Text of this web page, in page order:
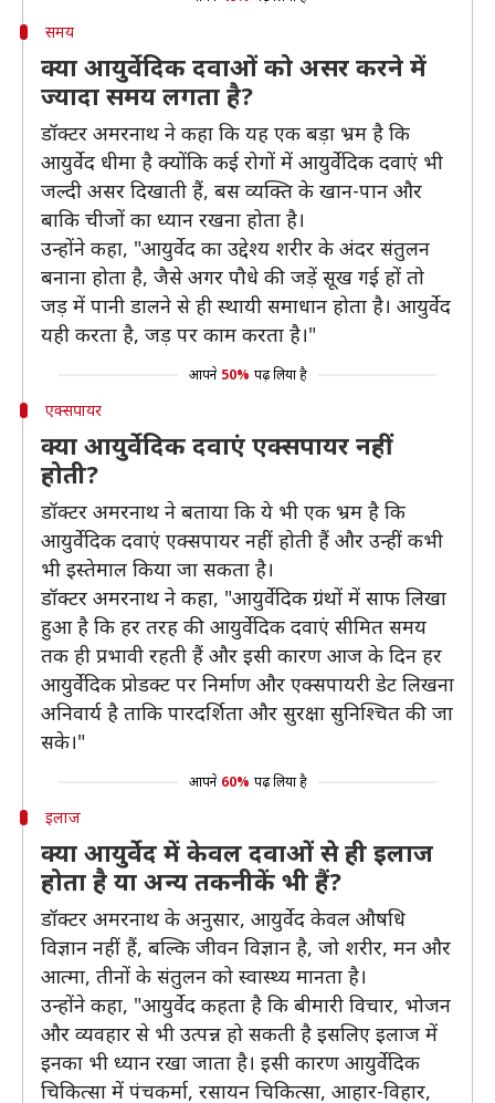
समय
क्या आयुर्वेदिक दवाओं को असर करने में
ज्यादा समय लगता है?
डॉक्टर अमरनाथ ने कहा कि यह एक बड़ा भ्रम है कि
आयुर्वेद धीमा है क्योंकि कई रोगों में आयुर्वेदिक दवाएं भी
जल्दी असर दिखाती हैं, बस व्यक्ति के खान-पान और
बाकि चीजों का ध्यान रखना होता है।
उन्होंने कहा, "आयुर्वेद का उद्देश्य शरीर के अंदर संतुलन
बनाना होता है, जैसे अगर पौधे की जड़ें सूख गई हों तो
जड़ में पानी डालने से ही स्थायी समाधान होता है। आयुर्वेद
यही करता है, जड़ पर काम करता है।"
आपने 50% पढ़ लिया है
एक्सपायर
क्या आयुर्वेदिक दवाएं एक्सपायर नहीं
होती?
डॉक्टर अमरनाथ ने बताया कि ये भी एक भ्रम है कि
आयुर्वेदिक दवाएं एक्सपायर नहीं होती हैं और उन्हीं कभी
भी इस्तेमाल किया जा सकता है।
डॉक्टर अमरनाथ ने कहा, "आयुर्वेदिक ग्रंथों में साफ लिखा
हुआ है कि हर तरह की आयुर्वेदिक दवाएं सीमित समय
तक ही प्रभावी रहती हैं और इसी कारण आज के दिन हर
आयुर्वेदिक प्रोडक्ट पर निर्माण और एक्सपायरी डेट लिखना
अनिवार्य है ताकि पारदर्शिता और सुरक्षा सुनिश्चित की जा
सके।"
आपने 60% पढ़ लिया है
इलाज
क्या आयुर्वेद में केवल दवाओं से ही इलाज
होता है या अन्य तकनीकें भी हैं?
डॉक्टर अमरनाथ के अनुसार, आयुर्वेद केवल औषधि
विज्ञान नहीं हैं, बल्कि जीवन विज्ञान है, जो शरीर, मन और
आत्मा, तीनों के संतुलन को स्वास्थ्य मानता है।
उन्होंने कहा, "आयुर्वेद कहता है कि बीमारी विचार, भोजन
और व्यवहार से भी उत्पन्न हो सकती है इसलिए इलाज में
इनका भी ध्यान रखा जाता है। इसी कारण आयुर्वेदिक
चिकित्सा में पंचकर्मा, रसायन चिकित्सा, आहार-विहार,